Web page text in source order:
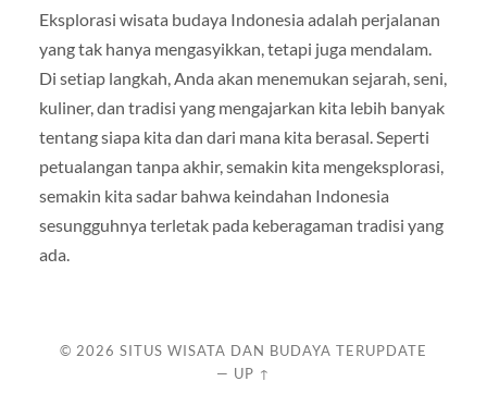
Eksplorasi wisata budaya Indonesia adalah perjalanan
yang tak hanya mengasyikkan, tetapi juga mendalam.
Di setiap langkah, Anda akan menemukan sejarah, seni,
kuliner, dan tradisi yang mengajarkan kita lebih banyak
tentang siapa kita dan dari mana kita berasal. Seperti
petualangan tanpa akhir, semakin kita mengeksplorasi,
semakin kita sadar bahwa keindahan Indonesia
sesungguhnya terletak pada keberagaman tradisi yang
ada.
© 2026 SITUS WISATA DAN BUDAYA TERUPDATE
— UP ↑